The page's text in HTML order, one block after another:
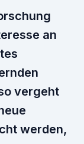
an
vergeht
werden,